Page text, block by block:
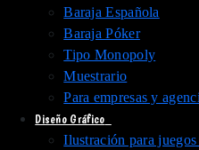
Baraja Española
Baraja Póker
Tipo Monopoly
Muestrario
Para empresas y
Diseño Gráfico
Ilustración para juegos